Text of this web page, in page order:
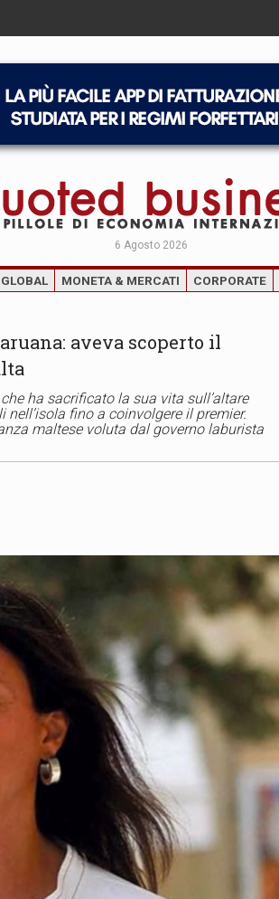
6 Agosto 2026
GLOBAL MONETA & MERCATI CORPORATE
aveva scoperto il
ha sacrificato la sua vita sull’altare
fino a coinvolgere il premier.
maltese voluta dal governo laburista